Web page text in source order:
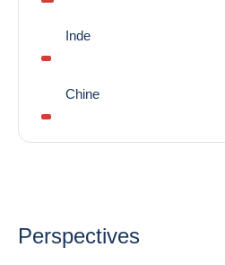
Inde
Chine
Perspectives